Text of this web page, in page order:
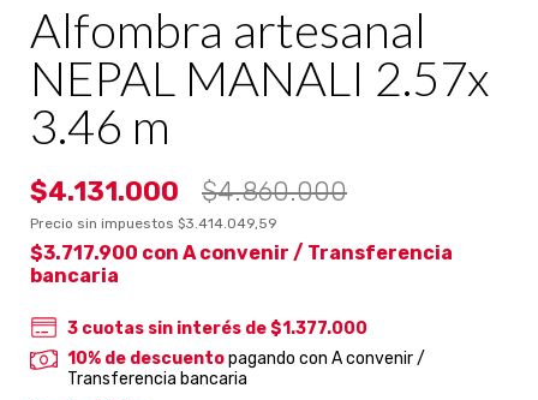
Alfombra artesanal
NEPAL MANALI 2.57x
3.46 m
$4.131.000 $4.860.000
Precio sin impuestos $3.414.049,59
$3.717.900 con A convenir / Transferencia
bancaria
3 cuotas sin interés de$1.377.000
10% de descuentopagando con A convenir /
Transferencia bancaria